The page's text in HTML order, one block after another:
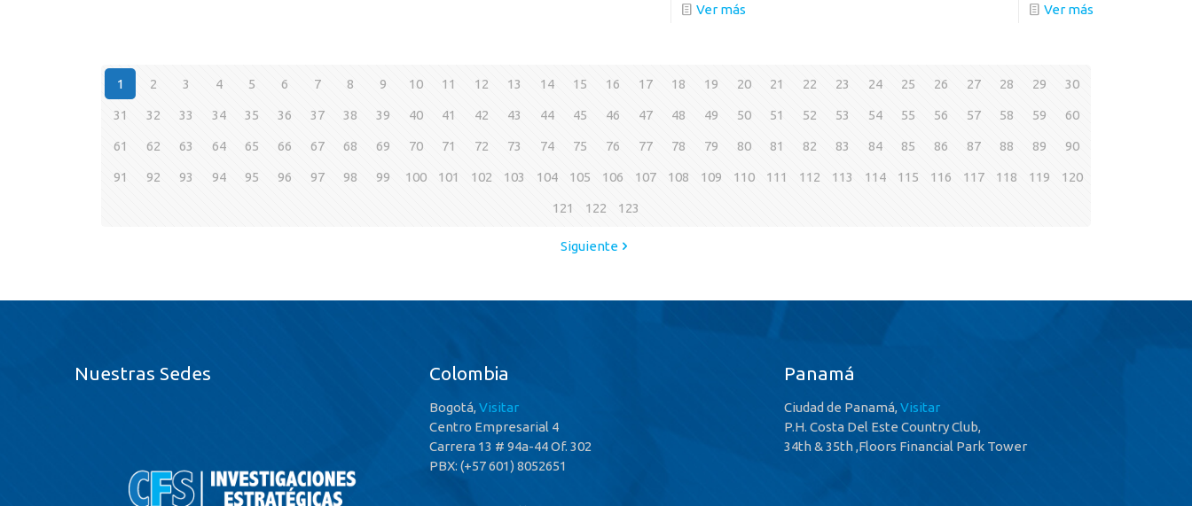
Ver más Ver más
1 2 3 4 5 6 7 8 9 10 11 12 13 14 15 16 17 18 19 20 21 22 23 24 25 26 27 28 29 30
31 32 33 34 35 36 37 38 39 40 41 42 43 44 45 46 47 48 49 50 51 52 53 54 55 56 57 58 59 60
61 62 63 64 65 66 67 68 69 70 71 72 73 74 75 76 77 78 79 80 81 82 83 84 85 86 87 88 89 90
91 92 93 94 95 96 97 98 99 100 101 102 103 104 105 106 107 108 109 110 111 112 113 114 115 116 117 118 119 120
121 122 123
Siguiente
Nuestras Sedes Colombia
Bogotá,Visitar
Centro Empresarial 4
Carrera 13 # 94a-44 Of. 302
PBX: (+57 601) 8052651
Panamá
Ciudad de Panamá,Visitar
P.H. Costa Del Este Country Club,
34th & 35th ,Floors Financial Park Tower